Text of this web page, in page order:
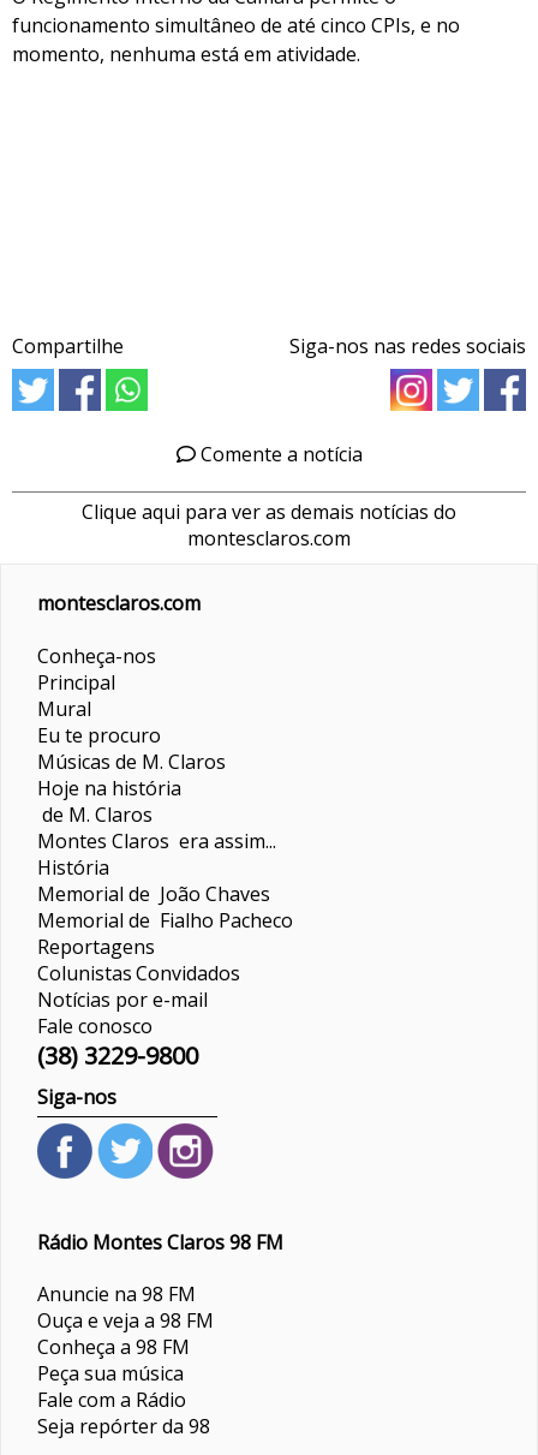
funcionamento simultâneo de até cinco CPIs, e no
momento, nenhuma está em atividade.​
Compartilhe Siga-nos nas redes sociais
Comente a notícia
Clique aqui para ver as demais notícias do
montesclaros.com
montesclaros.com
Conheça-nos
Principal
Mural
Eu te procuro
Músicas de M. Claros
Hoje na história
de M. Claros
Montes Claros era assim...
História
Memorial de João Chaves
Memorial de Fialho Pacheco
Reportagens
ColunistasConvidados
Notícias por e-mail
Fale conosco
(38) 3229-9800
Siga-nos
Rádio Montes Claros 98 FM
Anuncie na 98 FM
Ouça e veja a 98 FM
Conheça a 98 FM
Peça sua música
Fale com a Rádio
Seja repórter da 98